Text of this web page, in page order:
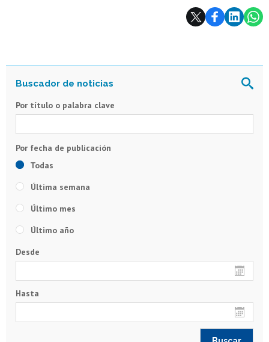
Por título o palabra clave
Todas
Última semana
Último mes
Último año
Desde
Hasta